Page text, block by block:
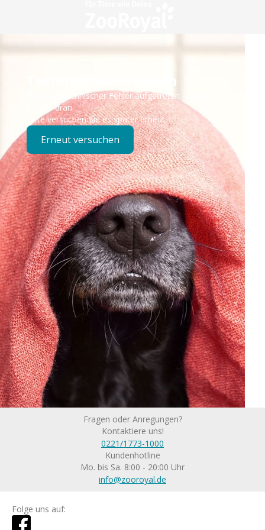
Technisches Problem
Es ist ein technischer Fehler aufgetreten – wir sind
bereits dran.
Bitte versuchen Sie es später erneut.
Erneut versuchen
Fragen oder Anregungen?
Kontaktiere uns!
0221/1773-1000
Kundenhotline
Mo. bis Sa. 8:00 - 20:00 Uhr
info@zooroyal.de
Folge uns auf: